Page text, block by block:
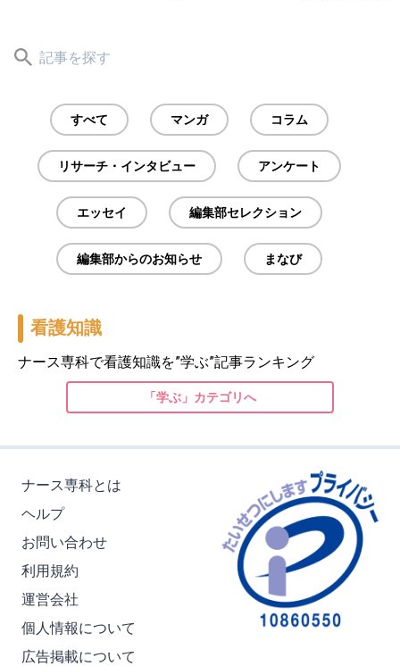
すべて マンガ コラム
リサーチ・インタビュー アンケート
エッセイ 編集部セレクション
編集部からのお知らせ まなび
看護知識
ナース専科で看護知識を”学ぶ”記事ランキング
「学ぶ」カテゴリへ
ナース専科とは
ヘルプ
お問い合わせ
利用規約
運営会社
個人情報について
広告掲載について